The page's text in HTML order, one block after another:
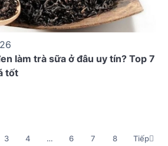
làm trà sữa ở đâu uy tín? Top 7
tốt
3 4 … 6 7 8 Tiếp